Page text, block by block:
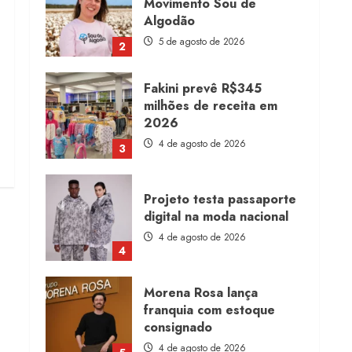
2
Algodão
5 de agosto de 2026
3
Fakini prevê R$345
milhões de receita em
2026
4 de agosto de 2026
4
Projeto testa passaporte
digital na moda nacional
4 de agosto de 2026
Morena Rosa lança
franquia com estoque
consignado
4 de agosto de 2026